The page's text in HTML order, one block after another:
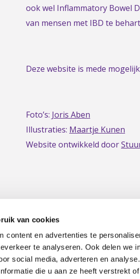
van cookies
content en advertenties te
te analyseren. Ook delen we
social media, adverteren en
die u aan ze heeft verstrekt
Voor
homepage
ook wel Inflammatory Bowel
van mensen met IBD te
Deze website is mede
Foto’s: Joris Aben
Illustraties: Maartje Kunen
Website ontwikkeld door
Privacy|Disclaimer